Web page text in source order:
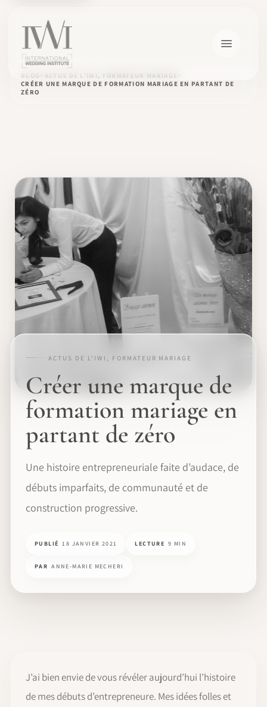
BLOG
ACTUS DE L'IWI, FORMATEUR MARIAGE
CRÉER UNE MARQUE DE FORMATION MARIAGE EN PARTANT DE
ZÉRO
ACTUS DE L'IWI, FORMATEUR MARIAGE
Créer une marque de
formation mariage en
partant de zéro
Une histoire entrepreneuriale faite d’audace, de
débuts imparfaits, de communauté et de
construction progressive.
PUBLIÉ 18 JANVIER 2021 LECTURE 9 MIN
PAR ANNE-MARIE MECHERI
J’ai bien envie de vous révéler aujourd’hui l’histoire
de mes débuts d’entrepreneure. Mes idées folles et